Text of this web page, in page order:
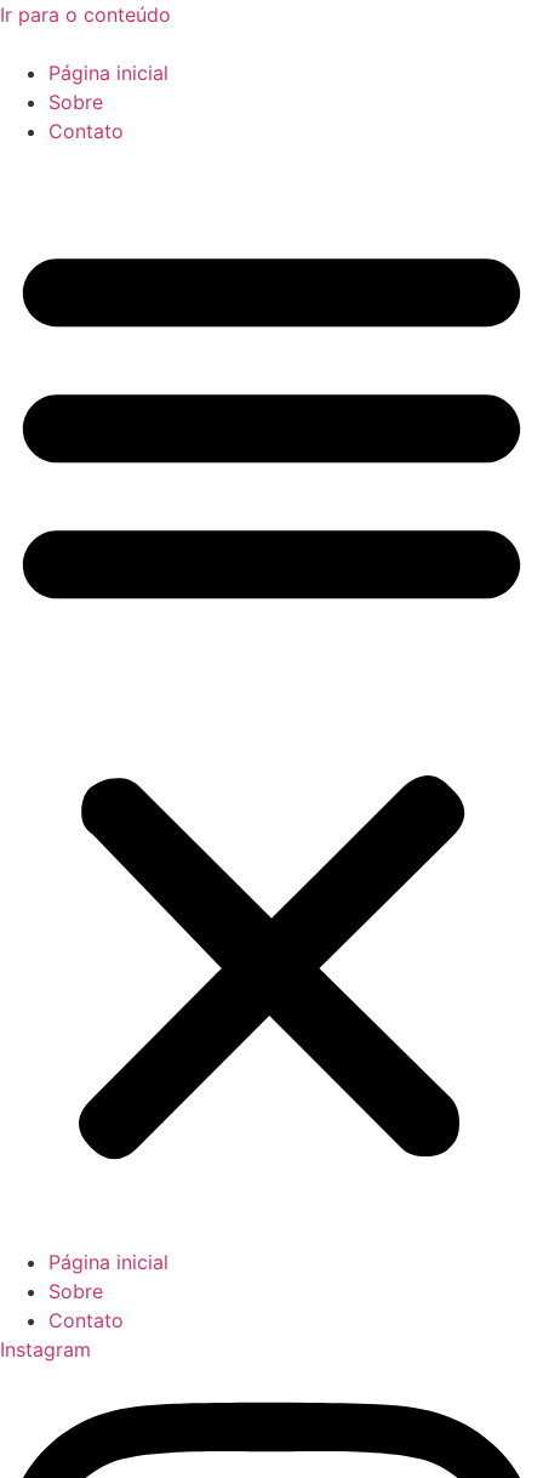
Ir para o conteúdo
Página inicial
Sobre
Contato
Página inicial
Sobre
Contato
Instagram